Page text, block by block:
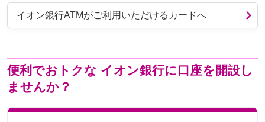
イオン銀行ATMがご利用いただけるカードへ
便利でおトクな イオン銀行に口座を開設し
ませんか？